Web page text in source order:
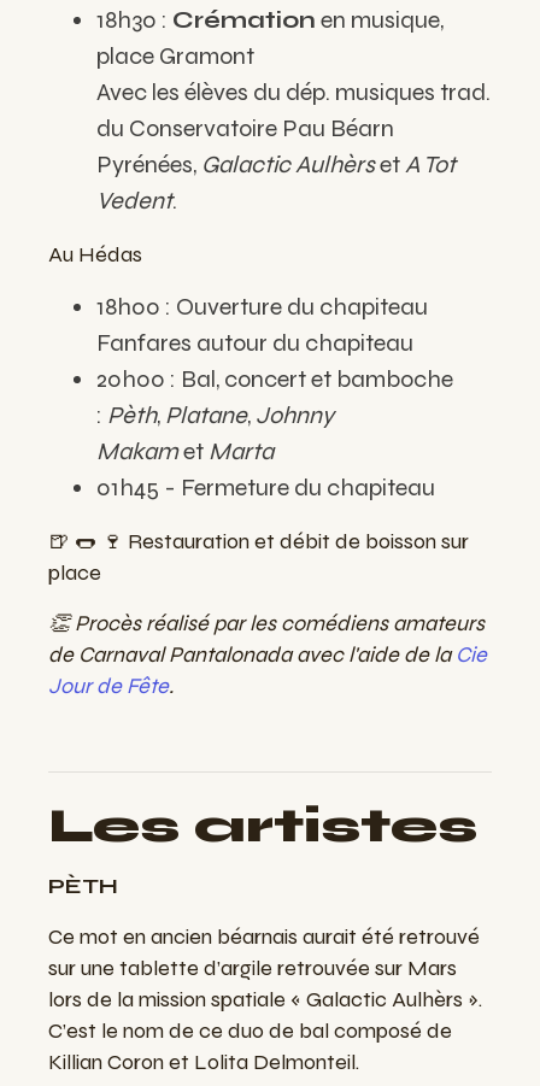
18h30 : Crémation en musique,
place Gramont
Avec les élèves du dép. musiques trad.
du Conservatoire Pau Béarn
Pyrénées, Galactic AulhèrsetA Tot
Vedent.
Au Hédas
18h00 : Ouverture du chapiteau
Fanfares autour du chapiteau
20h00 : Bal, concert et bamboche
: Pèth, Platane, Johnny
Makamet Marta
01h45 - Fermeture du chapiteau
🍺 🌭 🍷 Restauration et débit de boisson sur
place
👏 Procès réalisé par les comédiens amateurs
de Carnaval Pantalonada avec l'aide de laCie
Jour de Fête.
Les artistes
PÈTH
Ce mot en ancien béarnais aurait été retrouvé
sur une tablette d’argile retrouvée sur Mars
lors de la mission spatiale « Galactic Aulhèrs ».
C’est le nom de ce duo de bal composé de
Killian Coron et Lolita Delmonteil.